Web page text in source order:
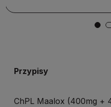
Przypisy
ChPL Maalox (400mg +